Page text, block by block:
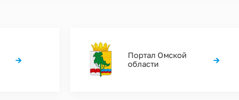
→
Портал Омской
области
→